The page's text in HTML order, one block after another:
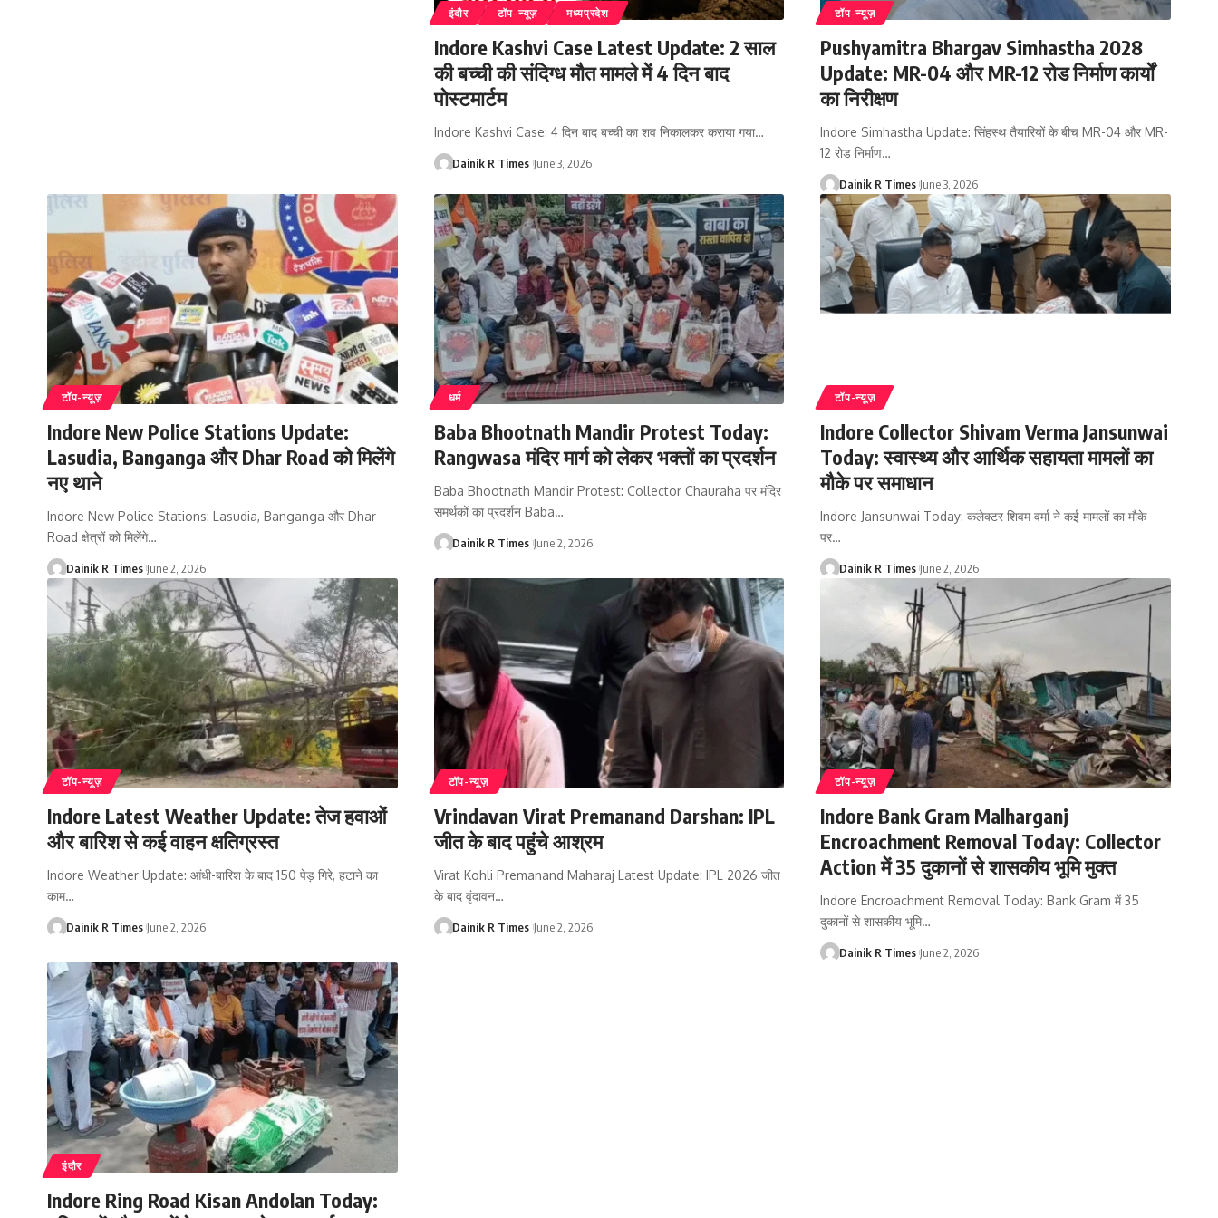
इंदौर टॉप-न्यूज़ मध्यप्रदेश
Indore Kashvi Case Latest Update: 2 साल
की बच्ची की संदिग्ध मौत मामले में 4 दिन बाद
पोस्टमार्टम
Indore Kashvi Case: 4 दिन बाद बच्ची का शव निकालकर कराया गया…
Dainik R Times June 3, 2026
टॉप-न्यूज़
Pushyamitra Bhargav Simhastha 2028
Update: MR-04 और MR-12 रोड निर्माण कार्यों
का निरीक्षण
Indore Simhastha Update: सिंहस्थ तैयारियों के बीच MR-04 और MR-
12 रोड निर्माण…
Dainik R Times June 3, 2026
टॉप-न्यूज़
Indore New Police Stations Update:
Lasudia, Banganga और Dhar Road को मिलेंगे
नए थाने
Indore New Police Stations: Lasudia, Banganga और Dhar
Road क्षेत्रों को मिलेंगे…
Dainik R Times June 2, 2026
धर्म
Baba Bhootnath Mandir Protest Today:
Rangwasa मंदिर मार्ग को लेकर भक्तों का प्रदर्शन
Baba Bhootnath Mandir Protest: Collector Chauraha पर मंदिर
समर्थकों का प्रदर्शन Baba…
Dainik R Times June 2, 2026
टॉप-न्यूज़
Indore Collector Shivam Verma Jansunwai
Today: स्वास्थ्य और आर्थिक सहायता मामलों का
मौके पर समाधान
Indore Jansunwai Today: कलेक्टर शिवम वर्मा ने कई मामलों का मौके
पर…
Dainik R Times June 2, 2026
टॉप-न्यूज़
Indore Latest Weather Update: तेज हवाओं
और बारिश से कई वाहन क्षतिग्रस्त
Indore Weather Update: आंधी-बारिश के बाद 150 पेड़ गिरे, हटाने का
काम…
Dainik R Times June 2, 2026
टॉप-न्यूज़
Vrindavan Virat Premanand Darshan: IPL
जीत के बाद पहुंचे आश्रम
Virat Kohli Premanand Maharaj Latest Update: IPL 2026 जीत
के बाद वृंदावन…
Dainik R Times June 2, 2026
टॉप-न्यूज़
Indore Bank Gram Malharganj
Encroachment Removal Today: Collector
Action में 35 दुकानों से शासकीय भूमि मुक्त
Indore Encroachment Removal Today: Bank Gram में 35
दुकानों से शासकीय भूमि…
Dainik R Times June 2, 2026
इंदौर
Indore Ring Road Kisan Andolan Today: